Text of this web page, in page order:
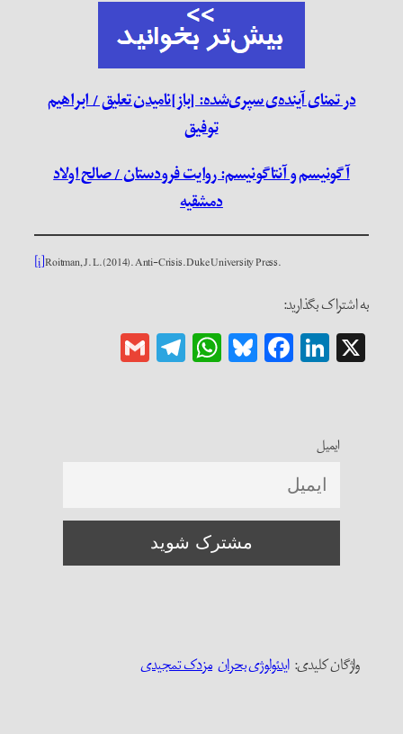
در تمنای آینده‌ی سپری‌شده: [باز]نامیدن تعلیق / ابراهیم
توفیق
آگونیسم و آنتاگونیسم: روایت فرودستان / صالح اولاد
دمشقیه
[i]Roitman, J. L. (2014). Anti-Crisis. Duke University Press.
به اشتراک بگذارید:
X
LinkedIn
Facebook
Bluesky
WhatsApp
Telegram
ایمیل
واژگان کلیدی:‌ایدئولوژی بحران مزدک تمجیدی